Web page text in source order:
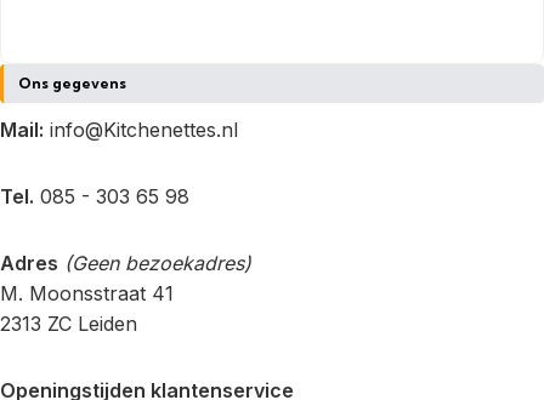
Ons gegevens
Mail: info@Kitchenettes.nl
Tel. 085 - 303 65 98
Adres (Geen bezoekadres)
M. Moonsstraat 41
2313 ZC Leiden
Openingstijden klantenservice